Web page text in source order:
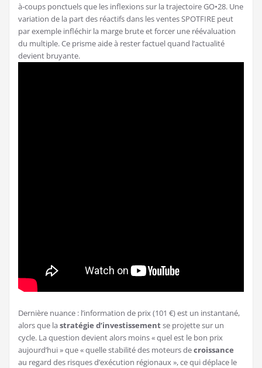
à-coups ponctuels que les inflexions sur la trajectoire GO•28. Une
variation de la part des réactifs dans les ventes SPOTFIRE peut
par exemple infléchir la marge brute et forcer une réévaluation
du multiple. Ce prisme aide à rester factuel quand l’actualité
devient bruyante.
Dernière nuance : l’information de prix (101 €) est un instantané,
alors que lastratégie d’investissementse projette sur un
cycle. La question devient alors moins « quel est le bon prix
aujourd’hui » que « quelle stabilité des moteurs decroissance
au regard des risques d’exécution régionaux », ce qui déplace le